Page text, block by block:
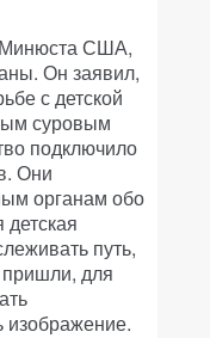
Минюста США,
Он заявил,
с детской
суровым
подключило
Они
органам обо
детская
путь,
для
изображение.